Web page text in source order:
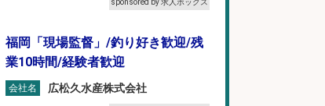
sponsored by 求人ボックス
福岡「現場監督」/釣り好き歓迎/残
業10時間/経験者歓迎
会社名 広松久水産株式会社